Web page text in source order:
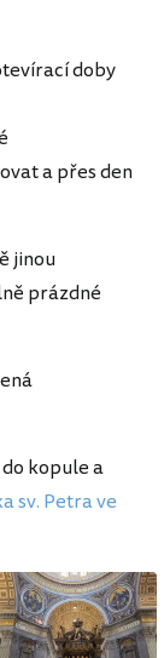
doby
a přes den
jinou
prázdné
kopule a
sv. Petra ve